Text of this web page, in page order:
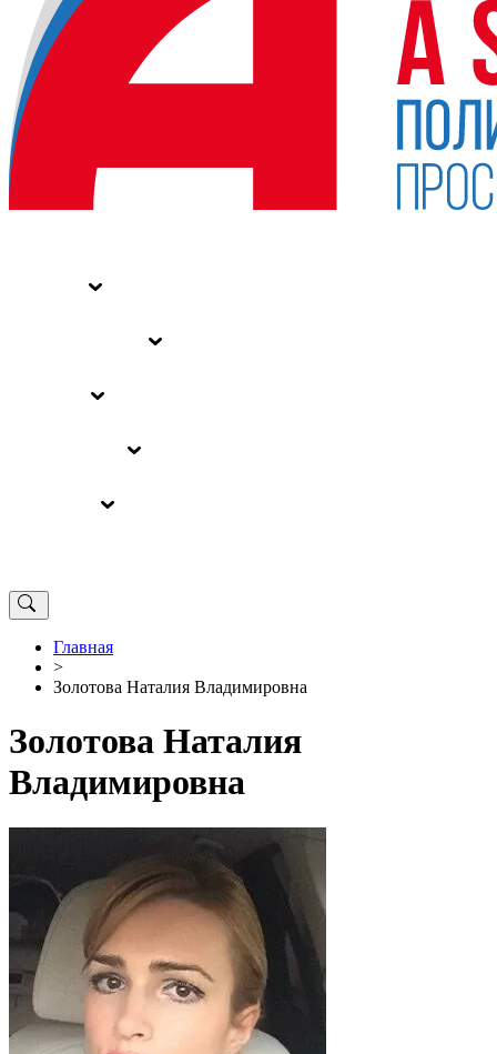
Главная
>
Золотова Наталия Владимировна
Золотова Наталия
Владимировна